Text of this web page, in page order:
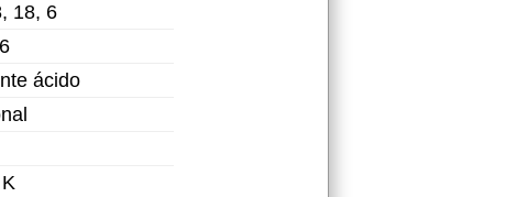
18, 6
ácido